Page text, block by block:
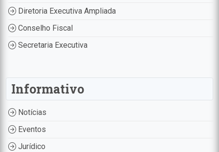
Diretoria Executiva Ampliada
Conselho Fiscal
Secretaria Executiva
Informativo
Notícias
Eventos
Jurídico